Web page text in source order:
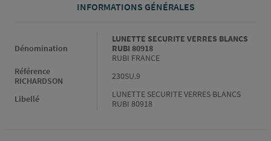
INFORMATIONS GÉNÉRALES
Dénomination
LUNETTE SECURITE VERRES BLANCS
RUBI 80918
RUBI FRANCE
Référence
RICHARDSON
230SU.9
Libellé
LUNETTE SECURITE VERRES BLANCS
RUBI 80918